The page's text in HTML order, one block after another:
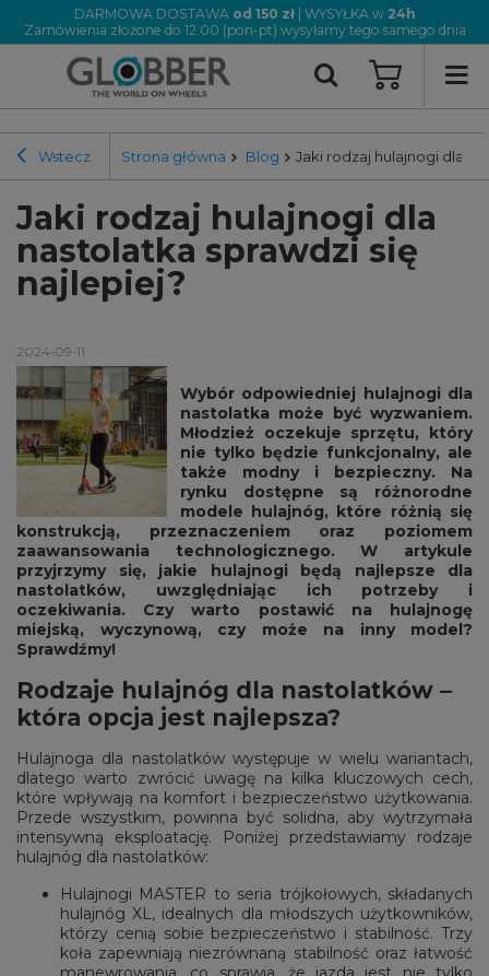
DARMOWA DOSTAWA od 150 zł| WYSYŁKA w 24h
Zamówienia złożone do 12:00 (pon-pt) wysyłamy tego samego dnia
Wstecz Strona główna Blog Jaki rodzaj hulajnogi dla
Jaki rodzaj hulajnogi dla
nastolatka sprawdzi się
najlepiej?
2024-09-11
Wybór odpowiedniej hulajnogi dla
nastolatka może być wyzwaniem.
Młodzież oczekuje sprzętu, który
nie tylko będzie funkcjonalny, ale
także modny i bezpieczny. Na
rynku dostępne są różnorodne
modele hulajnóg, które różnią się
konstrukcją, przeznaczeniem oraz poziomem
zaawansowania technologicznego. W artykule
przyjrzymy się, jakie hulajnogi będą najlepsze dla
nastolatków, uwzględniając ich potrzeby i
oczekiwania. Czy warto postawić na hulajnogę
miejską, wyczynową, czy może na inny model?
Sprawdźmy!
Rodzaje hulajnóg dla nastolatków –
która opcja jest najlepsza?
Hulajnoga dla nastolatków występuje w wielu wariantach,
dlatego warto zwrócić uwagę na kilka kluczowych cech,
które wpływają na komfort i bezpieczeństwo użytkowania.
Przede wszystkim, powinna być solidna, aby wytrzymała
intensywną eksploatację. Poniżej przedstawiamy rodzaje
hulajnóg dla nastolatków:
Hulajnogi MASTER to seria trójkołowych, składanych
hulajnóg XL, idealnych dla młodszych użytkowników,
którzy cenią sobie bezpieczeństwo i stabilność. Trzy
koła zapewniają niezrównaną stabilność oraz łatwość